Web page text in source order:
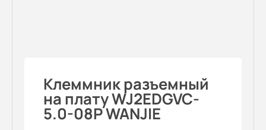
Клеммник разъемный
на плату WJ2EDGVC-
5.0-08P WANJIE